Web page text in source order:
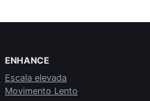
ENHANCE
Escala elevada
Movimento Lento